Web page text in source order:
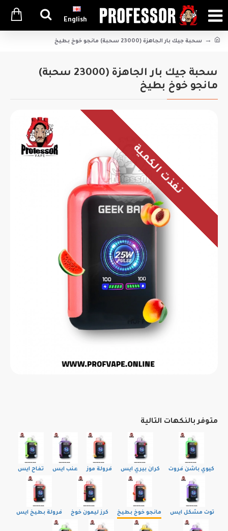
English
سحبة جيك بار الجاهزة (23000 سحبة) مانجو خوخ بطيخ
سحبة جيك بار الجاهزة (23000 سحبة)
مانجو خوخ بطيخ
نفذت الكمية
متوفر بالنكهات التالية
كيوي باشن فروت كران بيري ايس فرولة موز عنب ايس تفاح ايس
توت مشكل ايس مانجو خوخ بطيخ كرز ليمون خوخ فرولة بطيخ ايس